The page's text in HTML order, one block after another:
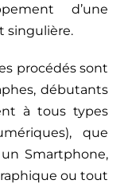
d’une
singulière.
procédés sont
débutants
à tous types
que
Smartphone,
ou tout